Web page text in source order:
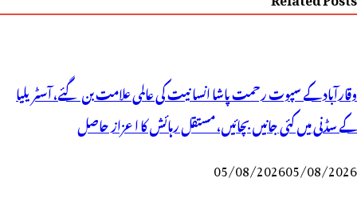
وقارآباد کے سپوت رحمت پاشا انسانیت کی عالمی علامت بن گئے، آسٹریلیا
کے سڈنی میں کئی جانیں بچائیں، مستقل رہائش کا اعزاز حاصل
05/08/202605/08/2026